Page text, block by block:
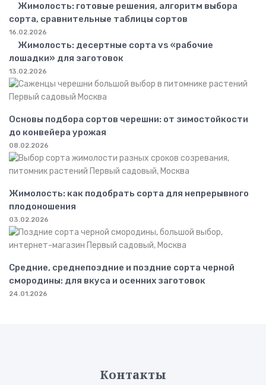
Жимолость: готовые решения, алгоритм выбора
сорта, сравнительные таблицы сортов
16.02.2026
Жимолость: десертные сорта vs «рабочие
лошадки» для заготовок
13.02.2026
Основы подбора сортов черешни: от зимостойкости
до конвейера урожая
08.02.2026
Жимолость: как подобрать сорта для непрерывного
плодоношения
03.02.2026
Средние, среднепоздние и поздние сорта черной
смородины: для вкуса и осенних заготовок
24.01.2026
Контакты